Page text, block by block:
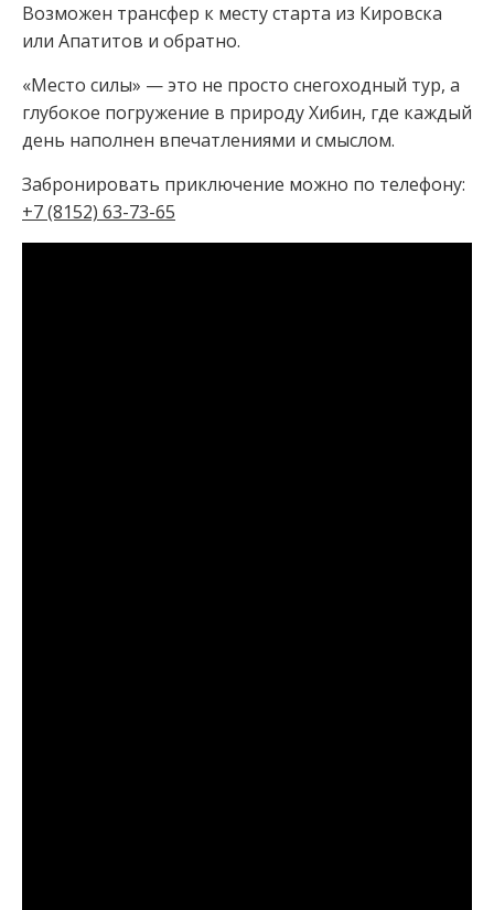
Возможен трансфер к месту старта из Кировска
или Апатитов и обратно.
«Место силы» — это не просто снегоходный тур, а
глубокое погружение в природу Хибин, где каждый
день наполнен впечатлениями и смыслом.
Забронировать приключение можно по телефону:
+7 (8152) 63-73-65